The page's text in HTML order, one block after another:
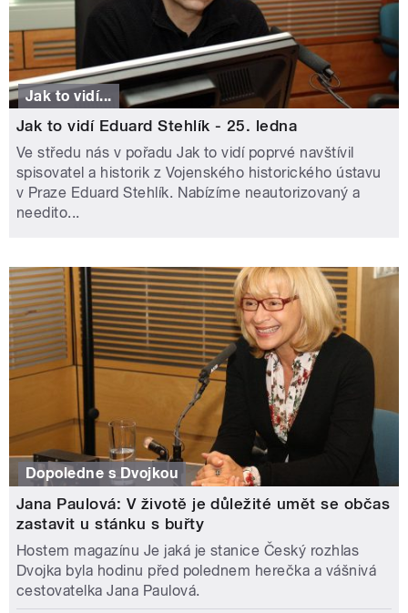
Jak to vidí...
Jak to vidí Eduard Stehlík - 25. ledna
Ve středu nás v pořadu Jak to vidí poprvé navštívil
spisovatel a historik z Vojenského historického ústavu
v Praze Eduard Stehlík. Nabízíme neautorizovaný a
needito...
Dopoledne s Dvojkou
Jana Paulová: V životě je důležité umět se občas
zastavit u stánku s buřty
Hostem magazínu Je jaká je stanice Český rozhlas
Dvojka byla hodinu před polednem herečka a vášnivá
cestovatelka Jana Paulová.